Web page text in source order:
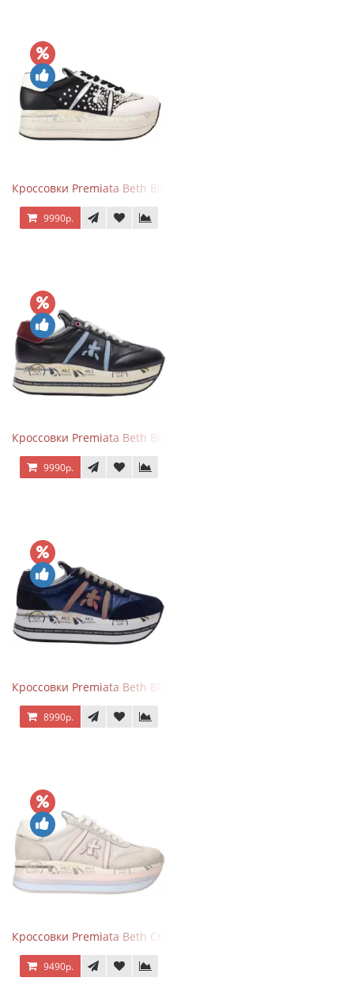
Кроссовки Premiata Beth Black White
9990р.
Кроссовки Premiata Beth Black Blue
9990р.
Кроссовки Premiata Beth Blue White
8990р.
Кроссовки Premiata Beth Cream Sand
9490р.